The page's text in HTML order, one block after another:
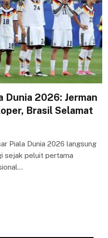
Dunia 2026: Jerman
Brasil Selamat
Piala Dunia 2026 langsung
sejak peluit pertama